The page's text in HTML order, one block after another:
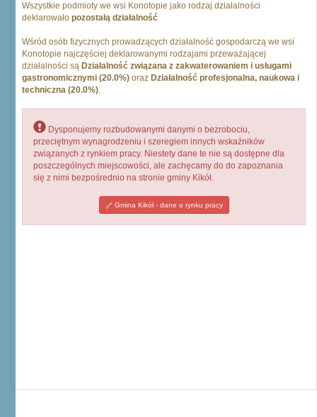
Wszystkie podmioty we wsi Konotopie jako rodzaj działalności
deklarowało pozostałą działalność
Wśród osób fizycznych prowadzących działalność gospodarczą we wsi
Konotopie najczęściej deklarowanymi rodzajami przeważającej
działalności są Działalność związana z zakwaterowaniem i usługami
gastronomicznymi (20.0%) oraz Działalność profesjonalna, naukowa i
techniczna (20.0%).
Dysponujemy rozbudowanymi danymi o bezrobociu,
przeciętnym wynagrodzeniu i szeregiem innych wskaźników
związanych z rynkiem pracy. Niestety dane te nie są dostępne dla
poszczególnych miejscowości, ale zachęcamy do do zapoznania
się z nimi bezpośrednio na stronie gminy Kikół.
Gmina Kikół - dane o rynku pracy